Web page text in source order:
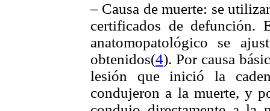
– Causa de muerte: se
certificados de defunción.
anatomopatológico se
obtenidos(4). Por causa
lesión que inició la
condujeron a la muerte, y